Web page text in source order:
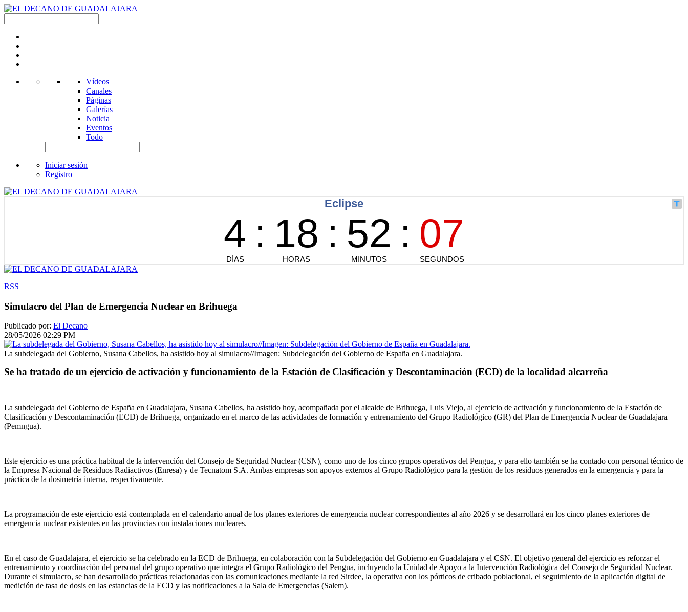
Vídeos
Canales
Páginas
Galerías
Noticia
Eventos
Todo
Iniciar sesión
Registro
RSS
Simulacro del Plan de Emergencia Nuclear en Brihuega
Publicado por: El Decano
28/05/2026 02:29 PM
La subdelegada del Gobierno, Susana Cabellos, ha asistido hoy al simulacro//Imagen: Subdelegación del Gobierno de España en Guadalajara.
Se ha tratado de un ejercicio de activación y funcionamiento de la Estación de Clasificación y Descontaminación (ECD) de la localidad alcarreña
La subdelegada del Gobierno de España en Guadalajara, Susana Cabellos, ha asistido hoy, acompañada por el alcalde de Brihuega, Luis Viejo, al ejercicio de activación y funcionamiento de la Estación de
Clasificación y Descontaminación (ECD) de Brihuega, organizado en el marco de las actividades de formación y entrenamiento del Grupo Radiológico (GR) del Plan de Emergencia Nuclear de Guadalajara
(Pemngua).
Este ejercicio es una práctica habitual de la intervención del Consejo de Seguridad Nuclear (CSN), como uno de los cinco grupos operativos del Pengua, y para ello también se ha contado con personal técnico de
la Empresa Nacional de Residuos Radiactivos (Enresa) y de Tecnatom S.A. Ambas empresas son apoyos externos al Grupo Radiológico para la gestión de los residuos generados en la emergencia y para la
práctica de la dosimetría interna, respectivamente.
La programación de este ejercicio está contemplada en el calendario anual de los planes exteriores de emergencia nuclear correspondientes al año 2026 y se desarrollará en los cinco planes exteriores de
emergencia nuclear existentes en las provincias con instalaciones nucleares.
En el caso de Guadalajara, el ejercicio se ha celebrado en la ECD de Brihuega, en colaboración con la Subdelegación del Gobierno en Guadalajara y el CSN. El objetivo general del ejercicio es reforzar el
entrenamiento y coordinación del personal del grupo operativo que integra el Grupo Radiológico del Pengua, incluyendo la Unidad de Apoyo a la Intervención Radiológica del Consejo de Seguridad Nuclear.
Durante el simulacro, se han desarrollado prácticas relacionadas con las comunicaciones mediante la red Sirdee, la operativa con los pórticos de cribado poblacional, el seguimiento de la aplicación digital de
medición de tasa de dosis en las estancias de la ECD y las notificaciones a la Sala de Emergencias (Salem).